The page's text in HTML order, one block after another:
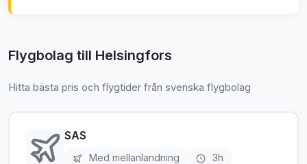
Flygbolag till Helsingfors
Hitta bästa pris och flygtider från svenska flygbolag
SAS
Med mellanlandning 3h